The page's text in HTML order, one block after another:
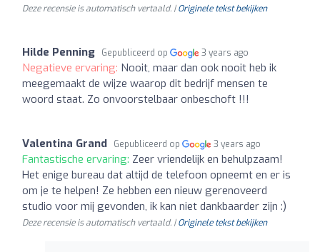
Deze recensie is automatisch vertaald. |Originele tekst bekijken
Hilde Penning Gepubliceerd op 3 years ago
Negatieve ervaring: Nooit, maar dan ook nooit heb ik
meegemaakt de wijze waarop dit bedrijf mensen te
woord staat. Zo onvoorstelbaar onbeschoft !!!
Valentina Grand Gepubliceerd op 3 years ago
Fantastische ervaring: Zeer vriendelijk en behulpzaam!
Het enige bureau dat altijd de telefoon opneemt en er is
om je te helpen! Ze hebben een nieuw gerenoveerd
studio voor mij gevonden, ik kan niet dankbaarder zijn :)
Deze recensie is automatisch vertaald. |Originele tekst bekijken